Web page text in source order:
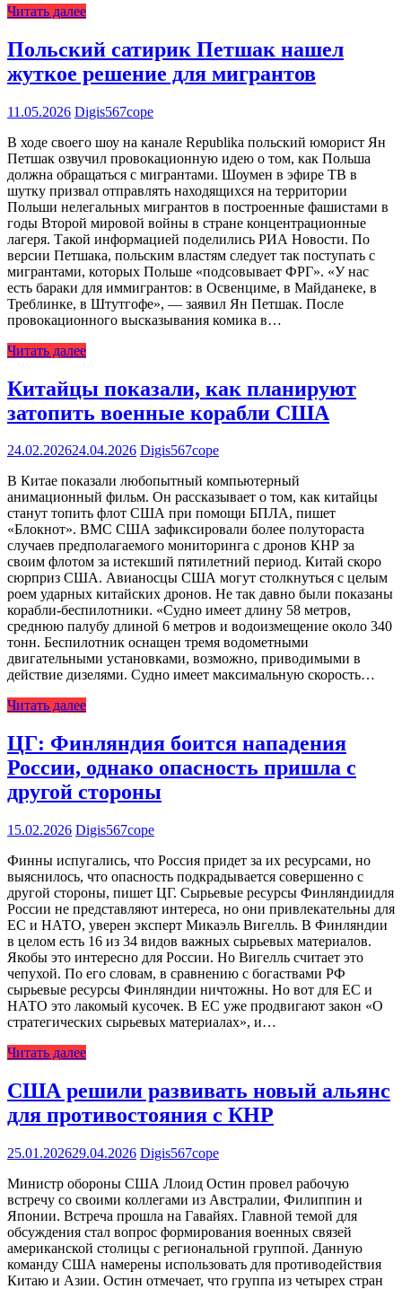
Читать далее
Польский сатирик Петшак нашел
жуткое решение для мигрантов
11.05.2026 Digis567cope
В ходе своего шоу на канале Republika польский юморист Ян
Петшак озвучил провокационную идею о том, как Польша
должна обращаться с мигрантами. Шоумен в эфире ТВ в
шутку призвал отправлять находящихся на территории
Польши нелегальных мигрантов в построенные фашистами в
годы Второй мировой войны в стране концентрационные
лагеря. Такой информацией поделились РИА Новости. По
версии Петшака, польским властям следует так поступать с
мигрантами, которых Польше «подсовывает ФРГ». «У нас
есть бараки для иммигрантов: в Освенциме, в Майданеке, в
Треблинке, в Штутгофе», — заявил Ян Петшак. После
провокационного высказывания комика в…
Читать далее
Китайцы показали, как планируют
затопить военные корабли США
24.02.202624.04.2026 Digis567cope
В Китае показали любопытный компьютерный
анимационный фильм. Он рассказывает о том, как китайцы
станут топить флот США при помощи БПЛА, пишет
«Блокнот». ВМС США зафиксировали более полутораста
случаев предполагаемого мониторинга с дронов КНР за
своим флотом за истекший пятилетний период. Китай скоро
сюрприз США. Авианосцы США могут столкнуться с целым
роем ударных китайских дронов. Не так давно были показаны
корабли-беспилотники. «Судно имеет длину 58 метров,
среднюю палубу длиной 6 метров и водоизмещение около 340
тонн. Беспилотник оснащен тремя водометными
двигательными установками, возможно, приводимыми в
действие дизелями. Судно имеет максимальную скорость…
Читать далее
ЦГ: Финляндия боится нападения
России, однако опасность пришла с
другой стороны
15.02.2026 Digis567cope
Финны испугались, что Россия придет за их ресурсами, но
выяснилось, что опасность подкрадывается совершенно с
другой стороны, пишет ЦГ. Сырьевые ресурсы Финляндиидля
России не представляют интереса, но они привлекательны для
ЕС и НАТО, уверен эксперт Микаэль Вигелль. В Финляндии
в целом есть 16 из 34 видов важных сырьевых материалов.
Якобы это интересно для России. Но Вигелль считает это
чепухой. По его словам, в сравнению с богаствами РФ
сырьевые ресурсы Финляндии ничтожны. Но вот для ЕС и
НАТО это лакомый кусочек. В ЕС уже продвигают закон «О
стратегических сырьевых материалах», и…
Читать далее
США решили развивать новый альянс
для противостояния с КНР
25.01.202629.04.2026 Digis567cope
Министр обороны США Ллоид Остин провел рабочую
встречу со своими коллегами из Австралии, Филиппин и
Японии. Встреча прошла на Гавайях. Главной темой для
обсуждения стал вопрос формирования военных связей
американской столицы с региональной группой. Данную
команду США намерены использовать для противодействия
Китаю и Азии. Остин отмечает, что группа из четырех стран